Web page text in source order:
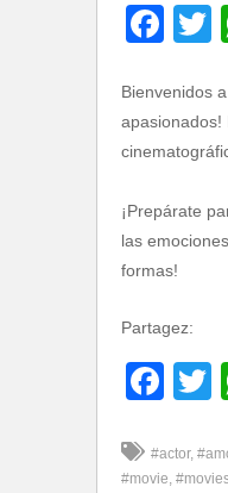
Bienvenidos
apasionados!
¡Prepárate
las
formas!
Partagez:
#actor
#movie